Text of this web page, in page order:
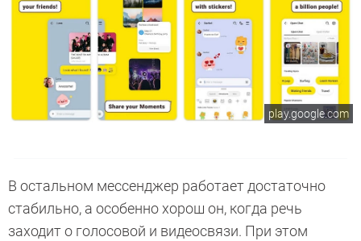
play.google.com
В остальном мессенджер работает достаточно
стабильно, а особенно хорош он, когда речь
заходит о голосовой и видеосвязи. При этом